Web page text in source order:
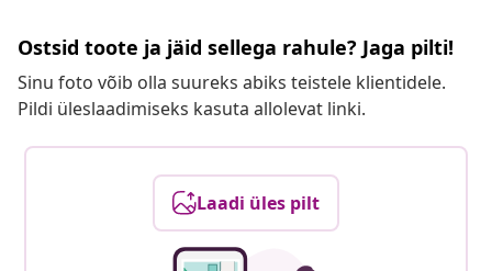
Ostsid toote ja jäid sellega rahule? Jaga pilti!
Sinu foto võib olla suureks abiks teistele klientidele.
Pildi üleslaadimiseks kasuta allolevat linki.
Laadi üles pilt